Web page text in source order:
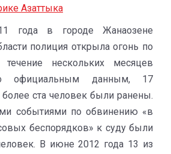
Азаттыка
года в городе Жанаозене
полиция открыла огонь по
нескольких месяцев
официальным данным, 17
более ста человек были ранены.
событиями по обвинению «в
беспорядков» к суду были
В июне 2012 года 13 из